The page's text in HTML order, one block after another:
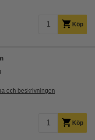
Köp
och beskrivningen
Köp